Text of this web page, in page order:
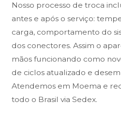
Nosso processo de troca
antes e após o serviço:
carga, comportamento do
dos conectores. Assim o
mãos funcionando como
de ciclos atualizado e
Atendemos em Moema e
todo o Brasil via Sedex.